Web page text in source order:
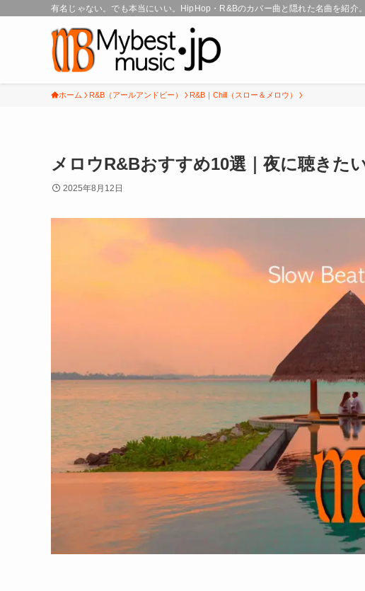
有名じゃない。でも本当にいい。HipHop・R&Bのカバー曲と隠れた名曲を紹介。
ホーム R&B（アールアンドビー） R&B｜Chill（スロー＆メロウ）
メロウR&Bおすすめ10選｜夜に聴きた
2025年8月12日